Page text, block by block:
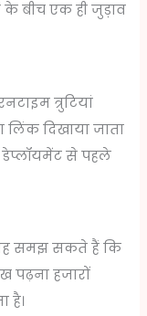
के बीच एक ही जुड़ाव
त्रुटियां
दिखाया जाता
डेप्लॉयमेंट से पहले
समझ सकते हैं कि
हजारों
है।